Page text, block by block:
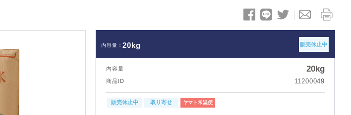
20kg 販売休止中
内容量 20kg
商品ID 11200049
販売休止中 取り寄せ ヤマト常温便